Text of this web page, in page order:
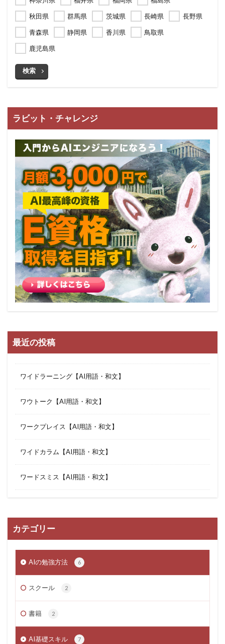
秋田県
群馬県 茨城県 長崎県
長野県
青森県
静岡県 香川県
鳥取県
鹿児島県
検索
ラビット・チャレンジ
最近の投稿
ワイドラーニング【AI用語・和文】
ワウトーク【AI用語・和文】
ワークプレイス【AI用語・和文】
ワイドカラム【AI用語・和文】
ワードスミス【AI用語・和文】
カテゴリー
AIの勉強方法 6
スクール 2
書籍 2
AI基礎スキル 7